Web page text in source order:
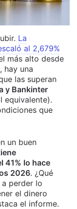
La
al 2,679%
más alto desde
hay una
las superan
y Bankinter
equivalente).
que
un buen
41% lo hace
2026. ¿Qué
perder lo
el dinero
el informe.